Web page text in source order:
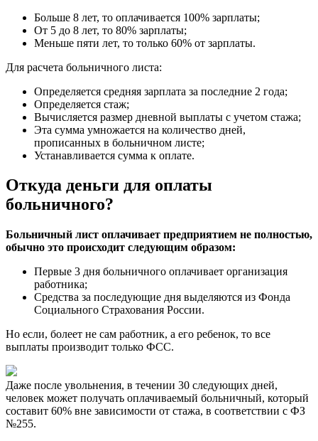
Больше 8 лет, то оплачивается 100% зарплаты;
От 5 до 8 лет, то 80% зарплаты;
Меньше пяти лет, то только 60% от зарплаты.
Для расчета больничного листа:
Определяется средняя зарплата за последние 2 года;
Определяется стаж;
Вычисляется размер дневной выплаты с учетом стажа;
Эта сумма умножается на количество дней,
прописанных в больничном листе;
Устанавливается сумма к оплате.
Откуда деньги для оплаты
больничного?
Больничный лист оплачивает предприятием не полностью,
обычно это происходит следующим образом:
Первые 3 дня больничного оплачивает организация
работника;
Средства за последующие дня выделяются из Фонда
Социального Страхования России.
Но если, болеет не сам работник, а его ребенок, то все
выплаты производит только ФСС.
Даже после увольнения, в течении 30 следующих дней,
человек может получать оплачиваемый больничный, который
составит 60% вне зависимости от стажа, в соответствии с ФЗ
№255.